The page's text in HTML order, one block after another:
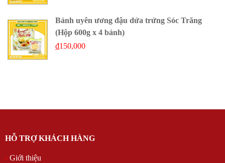
Bánh uyên ương đậu dứa trứng Sóc Trăng
(Hộp 600g x 4 bánh)
₫150,000
HỖ TRỢ KHÁCH HÀNG
Giới thiệu